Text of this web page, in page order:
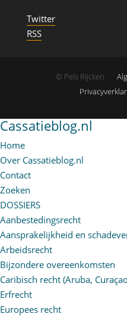
Twitter
RSS
© Pels Rijcken
Cassatieblog.nl
Home
Over Cassatieblog.nl
Contact
Zoeken
DOSSIERS
Aanbestedingsrecht
Aansprakelijkheid en
Arbeidsrecht
Bijzondere overeenkomsten
Caribisch recht (Aruba,
Erfrecht
Europees recht